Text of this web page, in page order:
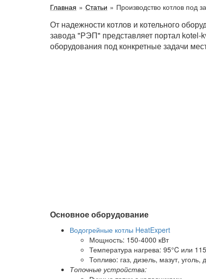
Главная » Статьи » Производство котлов под
От надежности котлов и котельного
завода "РЭП" представляет портал kotel-
оборудования под конкретные задачи
Основное оборудование
Водогрейные котлы HeatExpert
Мощность: 150-4000 кВт
Температура нагрева: 95°C или
Топливо: газ, дизель, мазут,
Топочные устройства: